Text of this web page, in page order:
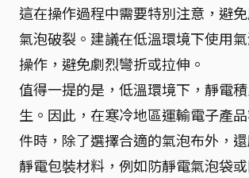
這在操作過程中需要特別注意，避
氣泡破裂。建議在低溫環境下使用
操作，避免劇烈彎折或拉伸。
值得一提的是，低溫環境下，靜電
生。因此，在寒冷地區運輸電子產
件時，除了選擇合適的氣泡布外，
靜電包裝材料，例如防靜電氣泡袋